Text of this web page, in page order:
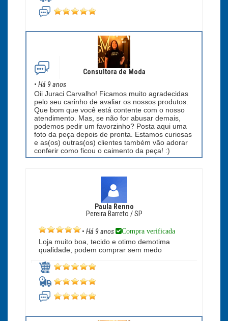
Consultora de Moda
• Há 9 anos
Oii Juraci Carvalho! Ficamos muito agradecidas
pelo seu carinho de avaliar os nossos produtos.
Que bom que você está contente com o nosso
atendimento. Mas, se não for abusar demais,
podemos pedir um favorzinho? Posta aqui uma
foto da peça depois de pronta. Estamos curiosas
e as(os) outras(os) clientes também vão adorar
conferir como ficou o caimento da peça! :)
Paula Renno
Pereira Barreto / SP
• Há 9 anos Compra verificada
Loja muito boa, tecido e otimo demotima
qualidade, podem comprar sem medo